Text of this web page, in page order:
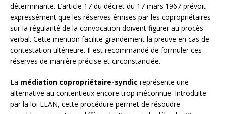
déterminante. L’article 17 du décret du 17 mars 1967 prévoit
expressément que les réserves émises par les copropriétaires
sur la régularité de la convocation doivent figurer au procès-
verbal. Cette mention facilite grandement la preuve en cas de
contestation ultérieure. Il est recommandé de formuler ces
réserves de manière précise et circonstanciée.
La médiation copropriétaire-syndic représente une
alternative au contentieux encore trop méconnue. Introduite
par la loi ELAN, cette procédure permet de résoudre